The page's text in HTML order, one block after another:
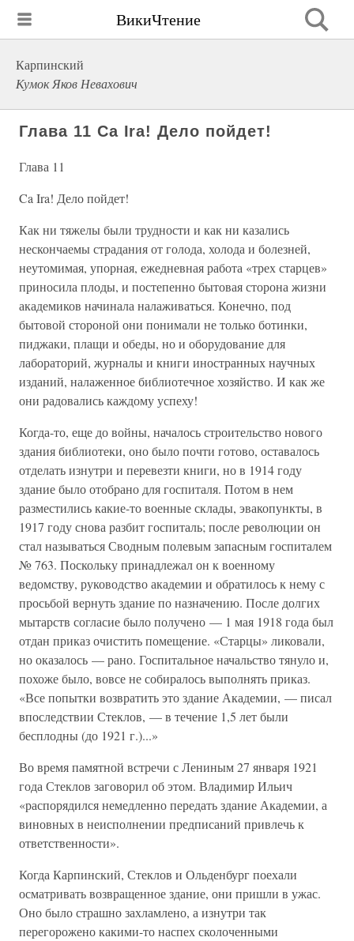
ВикиЧтение
Карпинский
Кумок Яков Невахович
Глава 11 Ca Ira! Дело пойдет!
Глава 11
Ca Ira! Дело пойдет!
Как ни тяжелы были трудности и как ни казались
нескончаемы страдания от голода, холода и болезней,
неутомимая, упорная, ежедневная работа «трех старцев»
приносила плоды, и постепенно бытовая сторона жизни
академиков начинала налаживаться. Конечно, под
бытовой стороной они понимали не только ботинки,
пиджаки, плащи и обеды, но и оборудование для
лабораторий, журналы и книги иностранных научных
изданий, налаженное библиотечное хозяйство. И как же
они радовались каждому успеху!
Когда-то, еще до войны, началось строительство нового
здания библиотеки, оно было почти готово, оставалось
отделать изнутри и перевезти книги, но в 1914 году
здание было отобрано для госпиталя. Потом в нем
разместились какие-то военные склады, эвакопункты, в
1917 году снова разбит госпиталь; после революции он
стал называться Сводным полевым запасным госпиталем
№ 763. Поскольку принадлежал он к военному
ведомству, руководство академии и обратилось к нему с
просьбой вернуть здание по назначению. После долгих
мытарств согласие было получено — 1 мая 1918 года был
отдан приказ очистить помещение. «Старцы» ликовали,
но оказалось — рано. Госпитальное начальство тянуло и,
похоже было, вовсе не собиралось выполнять приказ.
«Все попытки возвратить это здание Академии, — писал
впоследствии Стеклов, — в течение 1,5 лет были
бесплодны (до 1921 г.)...»
Во время памятной встречи с Лениным 27 января 1921
года Стеклов заговорил об этом. Владимир Ильич
«распорядился немедленно передать здание Академии, а
виновных в неисполнении предписаний привлечь к
ответственности».
Когда Карпинский, Стеклов и Ольденбург поехали
осматривать возвращенное здание, они пришли в ужас.
Оно было страшно захламлено, а изнутри так
перегорожено какими-то наспех сколоченными